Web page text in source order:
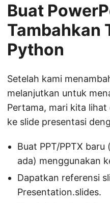
Buat
Tambahkan
Python
Setelah kami
melanjutkan untuk
Pertama, mari kita
ke slide presentasi
Buat PPT/PPTX
ada) menggunakan
Dapatkan referensi
Presentation.slides.